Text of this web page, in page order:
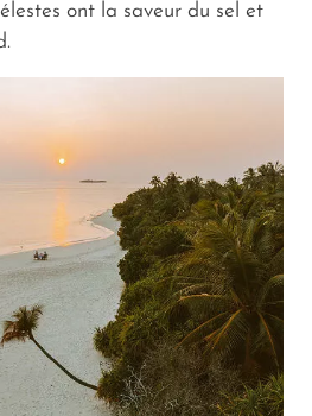
ont la saveur du sel et